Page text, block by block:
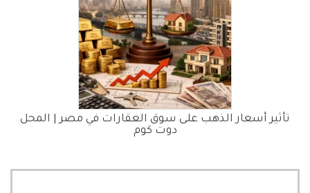
تأثير أسعار الذهب على سوق العقارات في مصر | المحل
دوت كوم